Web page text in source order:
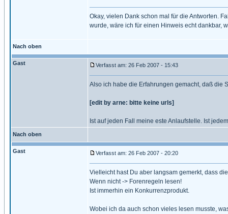
Okay, vielen Dank schon mal für die Antworten.
wurde, wäre ich für einen Hinweis echt dankbar,
Nach oben
Gast Verfasst am: 26 Feb 2007 - 15:43
Also ich habe die Erfahrungen gemacht, daß die
[edit by arne: bitte keine urls]
Ist auf jeden Fall meine este Anlaufstelle. Ist
Nach oben
Gast Verfasst am: 26 Feb 2007 - 20:20
Vielleicht hast Du aber langsam gemerkt, dass
Wenn nicht -> Forenregeln lesen!
Ist immerhin ein Konkurrenzprodukt.
Wobei ich da auch schon vieles lesen musste,